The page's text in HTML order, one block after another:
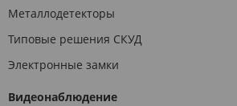
Металлодетекторы
Типовые решения СКУД
Электронные замки
Видеонаблюдение